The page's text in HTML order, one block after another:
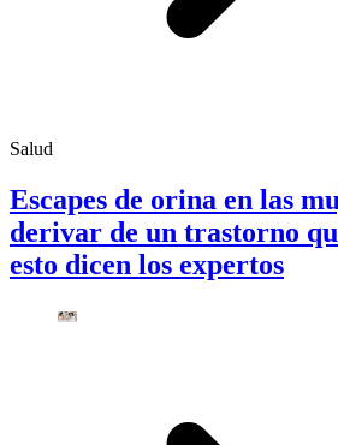
Salud
Escapes de orina en las
derivar de un trastorno
esto dicen los expertos